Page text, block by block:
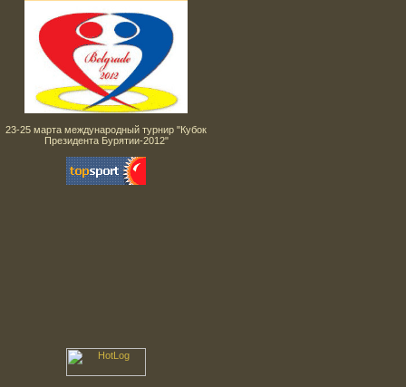
23-25 марта международный турнир "Кубок
Президента Бурятии-2012"